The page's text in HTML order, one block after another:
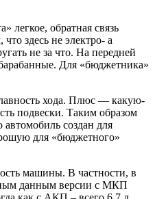
легкое, обратная связь
здесь не электро- а
не за что. На передней
Для «бюджетника»
хода. Плюс — какую-
подвески. Таким образом
автомобиль создан для
для «бюджетного»
машины. В частности, в
данным версии с МКП